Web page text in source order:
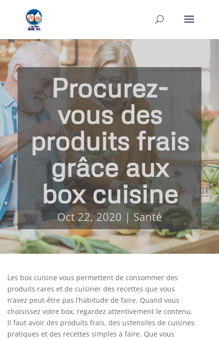
Procurez-
vous des
produits frais
grâce aux
box cuisine
Oct 22, 2020 | Santé
Les box cuisine vous permettent de consommer des
produits rares et de cuisiner des recettes que vous
n’avez peut-être pas l’habitude de faire. Quand vous
choisissez votre box, regardez attentivement le contenu.
Il faut avoir des produits frais, des ustensiles de cuisines
pratiques et des recettes simples à faire. Que vous